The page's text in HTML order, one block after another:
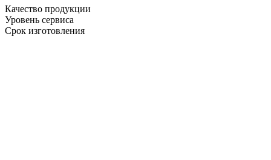
Качество продукции
Уровень сервиса
Срок изготовления